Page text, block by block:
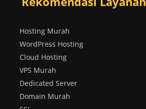
Hosting Murah
WordPress Hosting
Cloud Hosting
VPS Murah
Dedicated Server
Domain Murah